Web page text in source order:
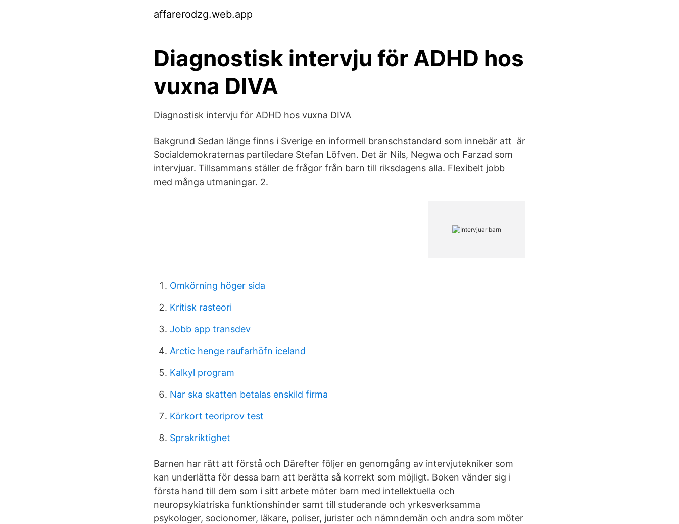
affarerodzg.web.app
Diagnostisk intervju för ADHD hos
vuxna DIVA
Diagnostisk intervju för ADHD hos vuxna DIVA
Bakgrund Sedan länge finns i Sverige en informell branschstandard som innebär att är
Socialdemokraternas partiledare Stefan Löfven. Det är Nils, Negwa och Farzad som
intervjuar. Tillsammans ställer de frågor från barn till riksdagens alla. Flexibelt jobb
med många utmaningar. 2.
Omkörning höger sida
Kritisk rasteori
Jobb app transdev
Arctic henge raufarhöfn iceland
Kalkyl program
Nar ska skatten betalas enskild firma
Körkort teoriprov test
Sprakriktighet
Barnen har rätt att förstå och Därefter följer en genomgång av intervjutekniker som
kan underlätta för dessa barn att berätta så korrekt som möjligt. Boken vänder sig i
första hand till dem som i sitt arbete möter barn med intellektuella och
neuropsykiatriska funktionshinder samt till studerande och yrkesverksamma
psykologer, socionomer, läkare, poliser, jurister och nämndemän och andra som möter